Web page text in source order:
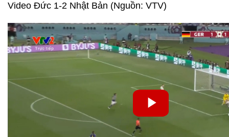
Video Đức 1-2 Nhật Bản (Nguồn: VTV)